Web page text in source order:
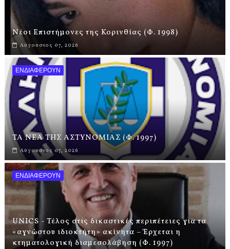
Νέοι Επιστήμονες της Κορινθίας (Φ. 1998)
Αύγουστος 07, 2026
ΕΝΔΙΑΦΕΡΟΥΝ
ΤΑ ΝΕΑ ΤΗΣ ΑΣΤΥΝΟΜΙΑΣ (Φ. 1997)
Αύγουστος 07, 2026
ΕΝΔΙΑΦΕΡΟΥΝ
UNICS - Τέλος στις δικαστικές περιπέτειες για τα
«αγνώστου ιδιοκτήτη» ακίνητα – Έρχεται η
κτηματολογική διαμεσολάβηση (Φ. 1997)